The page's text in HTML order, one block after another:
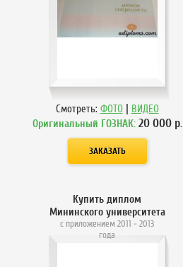
Смотреть: ФОТО | ВИДЕО
Оригинальный ГОЗНАК: 20 000р.
Купить диплом
Мининского университета
с приложением 2011 - 2013
года